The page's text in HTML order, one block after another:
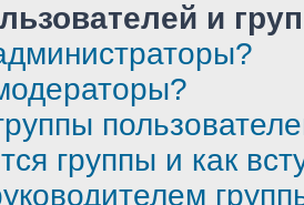
и
группы и как